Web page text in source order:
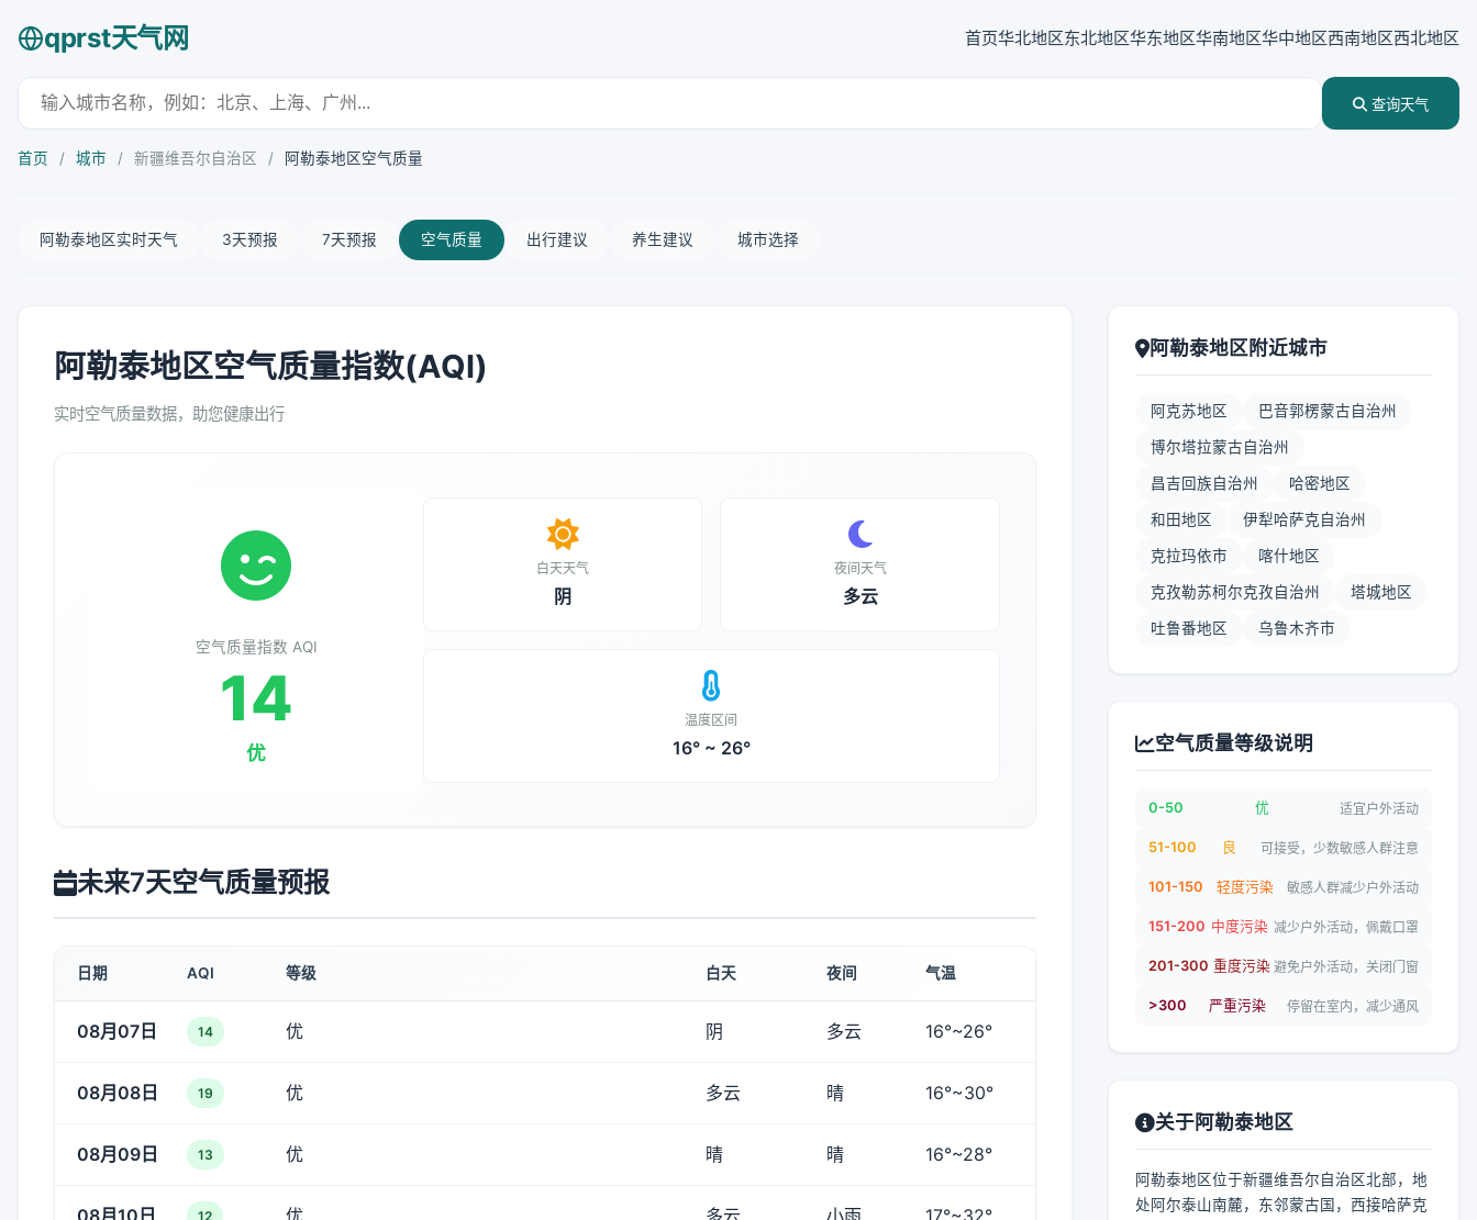
qprst天气网 首页华北地区东北地区华东地区华南地区华中地区西南地区西北地区
查询天气
首页 / 城市 / 新疆维吾尔自治区 / 阿勒泰地区空气质量
阿勒泰地区实时天气 3天预报 7天预报 空气质量 出行建议 养生建议 城市选择
阿勒泰地区空气质量指数(AQI)
实时空气质量数据，助您健康出行
空气质量指数 AQI
14
优
白天天气
阴
夜间天气
多云
温度区间
16° ~ 26°
未来7天空气质量预报
日期 AQI 等级 白天 夜间 气温
08月07日 14 优 阴 多云 16°~26°
08月08日 19 优 多云 晴 16°~30°
08月09日 13 优 晴 晴 16°~28°
08月10日 12 优 多云 小雨 17°~32°
阿勒泰地区附近城市
阿克苏地区 巴音郭楞蒙古自治州
博尔塔拉蒙古自治州
昌吉回族自治州 哈密地区
和田地区 伊犁哈萨克自治州
克拉玛依市 喀什地区
克孜勒苏柯尔克孜自治州 塔城地区
吐鲁番地区 乌鲁木齐市
空气质量等级说明
0-50 优 适宜户外活动
51-100 良 可接受，少数敏感人群注意
101-150 轻度污染 敏感人群减少户外活动
151-200 中度污染 减少户外活动，佩戴口罩
201-300 重度污染 避免户外活动，关闭门窗
>300 严重污染 停留在室内，减少通风
关于阿勒泰地区
阿勒泰地区位于新疆维吾尔自治区北部，地
处阿尔泰山南麓，东邻蒙古国，西接哈萨克